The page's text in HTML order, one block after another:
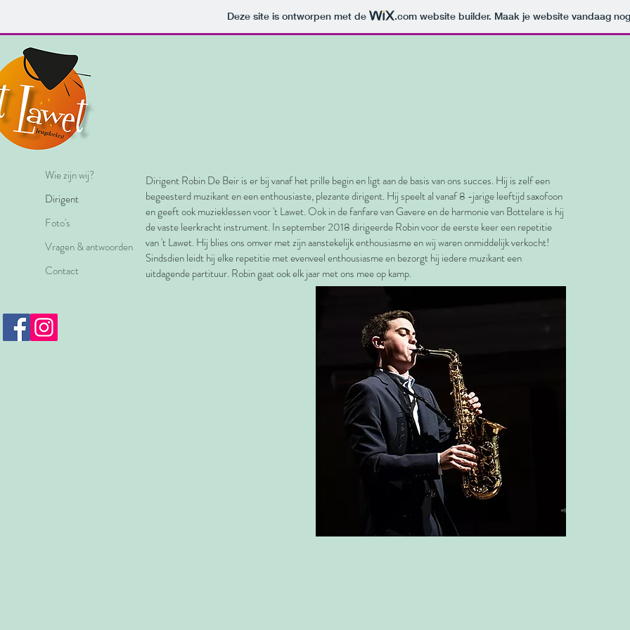
Deze site is ontworpen met de .com website builder. Maak je website vandaag
Wie zijn wij?
Dirigent
Foto's
Vragen & antwoorden
Contact
Dirigent Robin De Beir is er bij vanaf het prille begin en ligt aan de basis van ons succes. Hij is zelf een
begeesterd muzikant en een enthousiaste, plezante dirigent. Hij speelt al vanaf 8 -jarige leeftijd saxofoon
en geeft ook muzieklessen voor 't Lawet. Ook in de fanfare van Gavere en de harmonie van Bottelare is hij
de vaste leerkracht instrument. In september 2018 dirigeerde Robin voor de eerste keer een repetitie
van 't Lawet. Hij blies ons omver met zijn aanstekelijk enthousiasme en wij waren onmiddelijk verkocht!
Sindsdien leidt hij elke repetitie met evenveel enthousiasme en bezorgt hij iedere muzikant een
uitdagende partituur. Robin gaat ook elk jaar met ons mee op kamp.